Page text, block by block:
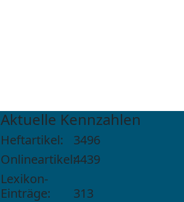
Aktuelle Kennzahlen
Heftartikel:
3496
Onlineartikel:4439
Lexikon-
Einträge:
313